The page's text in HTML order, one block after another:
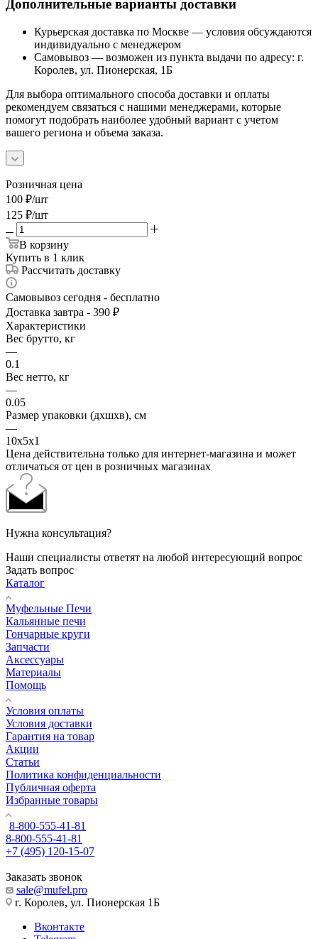
Дополнительные варианты доставки
Курьерская доставка по Москве — условия обсуждаются
индивидуально с менеджером
Самовывоз — возможен из пункта выдачи по адресу: г.
Королев, ул. Пионерская, 1Б
Для выбора оптимального способа доставки и оплаты
рекомендуем связаться с нашими менеджерами, которые
помогут подобрать наиболее удобный вариант с учетом
вашего региона и объема заказа.
Розничная цена
100 ₽/шт
125 ₽/шт
В корзину
Купить в 1 клик
Рассчитать доставку
Самовывоз сегодня - бесплатно
Доставка завтра - 390 ₽
Характеристики
Вес брутто, кг
—
0.1
Вес нетто, кг
—
0.05
Размер упаковки (дхшхв), см
—
10х5х1
Цена действительна только для интернет-магазина и может
отличаться от цен в розничных магазинах
Нужна консультация?
Наши специалисты ответят на любой интересующий вопрос
Задать вопрос
Каталог
Муфельные Печи
Кальянные печи
Гончарные круги
Запчасти
Аксессуары
Материалы
Помощь
Условия оплаты
Условия доставки
Гарантия на товар
Акции
Статьи
Политика конфиденциальности
Публичная оферта
Избранные товары
8-800-555-41-81
8-800-555-41-81
+7 (495) 120-15-07
Заказать звонок
sale@mufel.pro
г. Королев, ул. Пионерская 1Б
Вконтакте